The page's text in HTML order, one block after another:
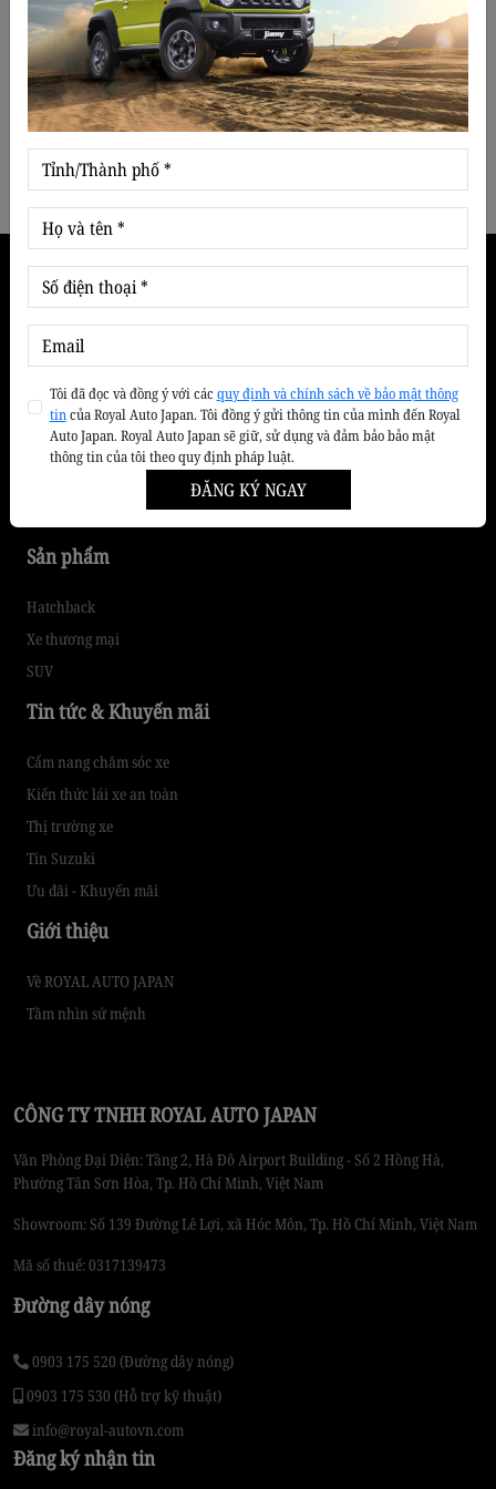
khả năng […]
ơn Quý khách tham dự lái thử
ngày 10-01
12/01/2026 11:22
Royal Auto Japan trân trọng cảm ơn Quý khách
hàng đã tham dự sự kiện lái thử xe Suzuki tại
Suzuki tại The Coffee Health – Hóc Môn. Sự
Dịch vụ
Chế độ bảo hành
Bảo Hành
Đóng thùng xe tải
Bảo dưỡng nhanh
Dịch vụ chăm sóc xe
Sản phẩm
Hatchback
Xe thương mại
SUV
Tin tức & Khuyến mãi
Cẩm nang chăm sóc xe
Kiến thức lái xe an toàn
Thị trường xe
Tin Suzuki
Ưu đãi - Khuyến mãi
Giới thiệu
Về ROYAL AUTO JAPAN
Tầm nhìn sứ mệnh
CÔNG TY TNHH ROYAL AUTO JAPAN
Văn Phòng Đại Diện: Tầng 2, Hà Đô Airport Building - Số 2 Hồng Hà,
Phường Tân Sơn Hòa, Tp. Hồ Chí Minh, Việt Nam
Showroom: Số 139 Đường Lê Lợi, xã Hóc Môn, Tp. Hồ Chí Minh, Việt Nam
Mã số thuế: 0317139473
Đường dây nóng
0903 175 520 (Đường dây nóng)
0903 175 530 (Hỗ trợ kỹ thuật)
info@royal-autovn.com
Đăng ký nhận tin
Tôi đã đọc và đồng ý với các quy định và chính sách về bảo mật thông
tincủa Royal Auto Japan. Tôi đồng ý gửi thông tin của mình đến Royal
Auto Japan. Royal Auto Japan sẽ giữ, sử dụng và đảm bảo bảo mật
thông tin của tôi theo quy định pháp luật.
ĐĂNG KÝ NGAY